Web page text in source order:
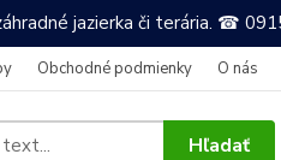
jazierka či terária. ☎
Obchodné podmienky O nás
Hľadať